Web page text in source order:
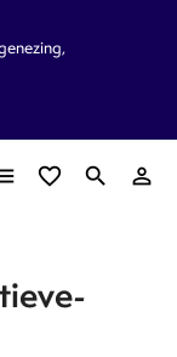
favorite_border search person_outline